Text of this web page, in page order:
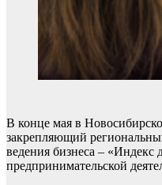
В конце мая в
закрепляющий
ведения бизнеса – «Индекс
предпринимательской